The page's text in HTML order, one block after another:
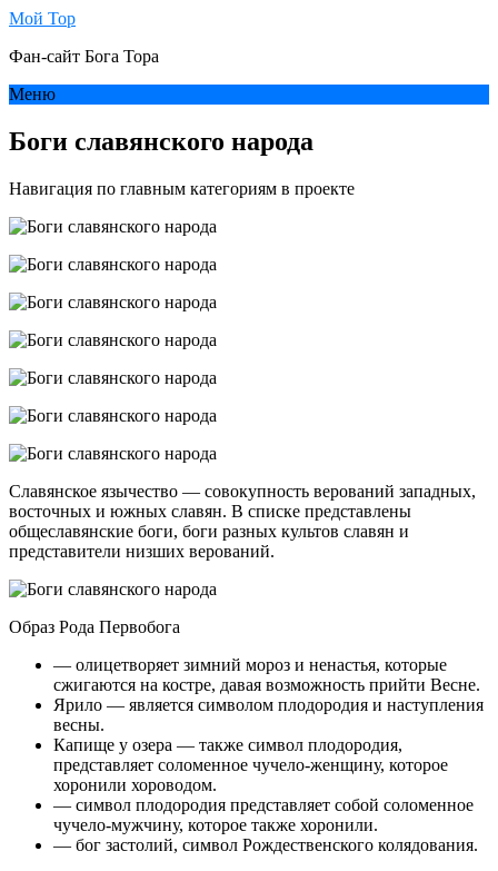
Мой Тор
Фан-сайт Бога Тора
Меню
Боги славянского народа
Навигация по главным категориям в проекте
Славянское язычество — совокупность верований западных,
восточных и южных славян. В списке представлены
общеславянские боги, боги разных культов славян и
представители низших верований.
Образ Рода Первобога
— олицетворяет зимний мороз и ненастья, которые
сжигаются на костре, давая возможность прийти Весне.
Ярило — является символом плодородия и наступления
весны.
Капище у озера — также символ плодородия,
представляет соломенное чучело-женщину, которое
хоронили хороводом.
— символ плодородия представляет собой соломенное
чучело-мужчину, которое также хоронили.
— бог застолий, символ Рождественского колядования.